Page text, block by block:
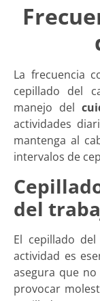
La frecuencia
cepillado del
manejo del
actividades
mantenga al
intervalos de
del
El cepillado
actividad es
asegura que
provocar